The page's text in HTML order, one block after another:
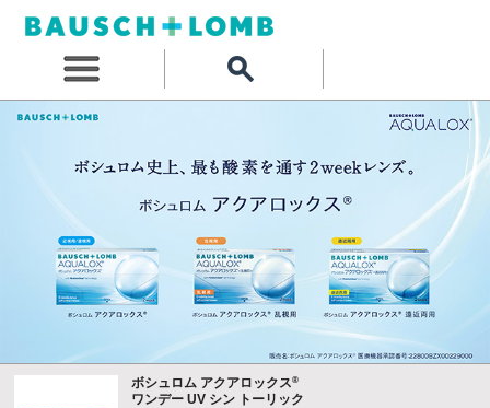
ボシュロム アクアロックス®
ワンデー UV シン トーリック